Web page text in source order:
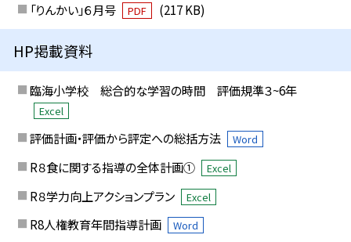
「りんかい」６月号
PDF (217 KB)
HP掲載資料
臨海小学校 総合的な学習の時間 評価規準３~6年
Excel
評価計画・評価から評定への総括方法 Word
R８食に関する指導の全体計画① Excel
R８学力向上アクションプラン Excel
R8人権教育年間指導計画 Word